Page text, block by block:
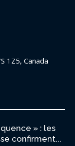
1Z5, Canada
» : les
confirment...